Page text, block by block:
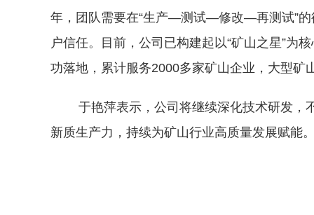
年，团队需要在“生产—测试—修改—再测试”的
户信任。目前，公司已构建起以“矿山之星”为
功落地，累计服务2000多家矿山企业，大型矿
于艳萍表示，公司将继续深化技术研发，
新质生产力，持续为矿山行业高质量发展赋能